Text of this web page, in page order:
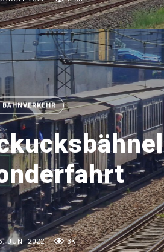
BAHNVERKEHR
JUNI 2022 3K